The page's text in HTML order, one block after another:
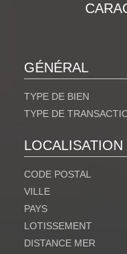
GÉNÉRAL
TYPE DE BIEN
TYPE DE
LOCALISATION
CODE POSTAL
VILLE
PAYS
LOTISSEMENT
DISTANCE MER